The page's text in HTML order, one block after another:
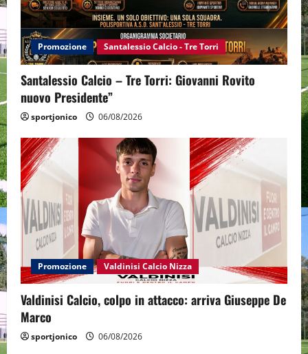
Promozione Santalessio Calcio - Tre Torri
Santalessio Calcio – Tre Torri: Giovanni Rovito
nuovo Presidente”
sportjonico 06/08/2026
Promozione Valdinisi Calcio Nizza
Valdinisi Calcio, colpo in attacco: arriva Giuseppe De
Marco
sportjonico 06/08/2026